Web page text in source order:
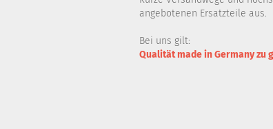
angebotenen Ersatzteile aus.
Bei uns gilt:
Qualität made in Germany zu